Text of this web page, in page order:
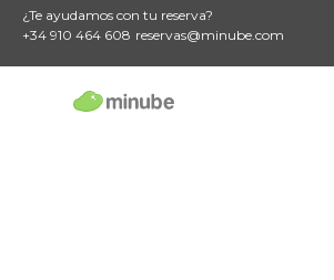
¿Te ayudamos con tu reserva?
+34 910 464 608 reservas@minube.com